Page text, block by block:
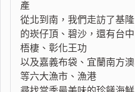
產
從北到南，我們走訪了基隆
的崁仔頂、碧沙，還有台中
梧棲、彰化王功
以及嘉義布袋、宜蘭南方澳
等六大漁市、漁港